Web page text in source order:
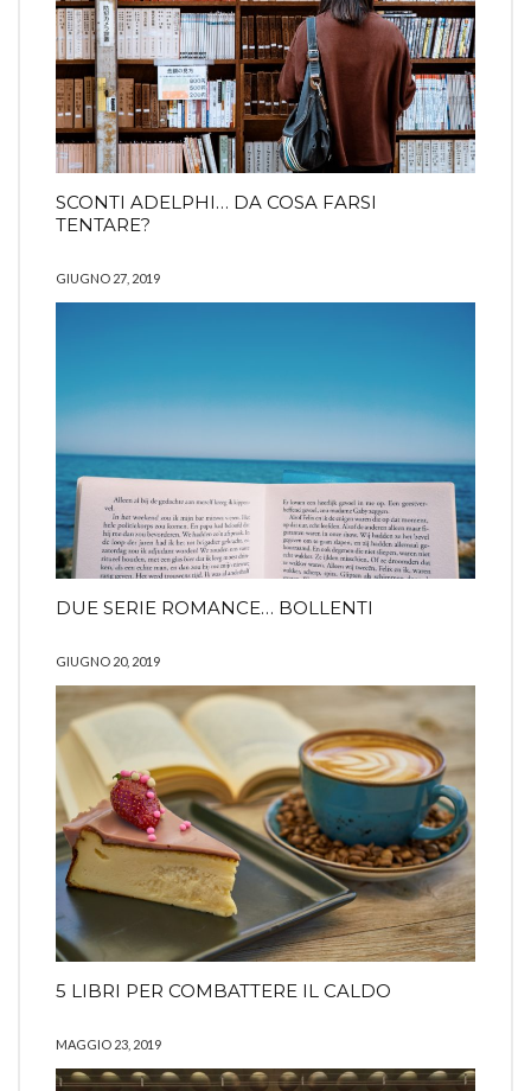
SCONTI ADELPHI… DA COSA FARSI
TENTARE?
GIUGNO 27, 2019
DUE SERIE ROMANCE… BOLLENTI
GIUGNO 20, 2019
5 LIBRI PER COMBATTERE IL CALDO
MAGGIO 23, 2019